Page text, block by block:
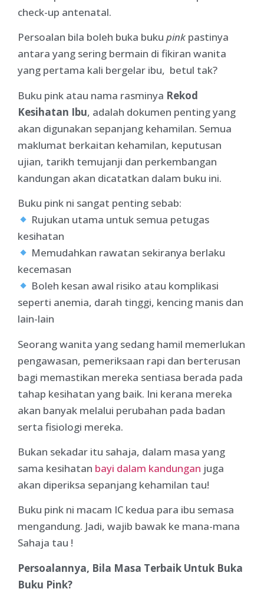
check-up antenatal.
Persoalan bila boleh buka buku pink pastinya
antara yang sering bermain di fikiran wanita
yang pertama kali bergelar ibu, betul tak?
Buku pink atau nama rasminya Rekod
Kesihatan Ibu, adalah dokumen penting yang
akan digunakan sepanjang kehamilan. Semua
maklumat berkaitan kehamilan, keputusan
ujian, tarikh temujanji dan perkembangan
kandungan akan dicatatkan dalam buku ini.
Buku pink ni sangat penting sebab:
Rujukan utama untuk semua petugas
kesihatan
Memudahkan rawatan sekiranya berlaku
kecemasan
Boleh kesan awal risiko atau komplikasi
seperti anemia, darah tinggi, kencing manis dan
lain-lain
Seorang wanita yang sedang hamil memerlukan
pengawasan, pemeriksaan rapi dan berterusan
bagi memastikan mereka sentiasa berada pada
tahap kesihatan yang baik. Ini kerana mereka
akan banyak melalui perubahan pada badan
serta fisiologi mereka.
Bukan sekadar itu sahaja, dalam masa yang
sama kesihatan bayi dalam kandungan juga
akan diperiksa sepanjang kehamilan tau!
Buku pink ni macam IC kedua para ibu semasa
mengandung. Jadi, wajib bawak ke mana-mana
Sahaja tau !
Persoalannya, Bila Masa Terbaik Untuk Buka
Buku Pink?